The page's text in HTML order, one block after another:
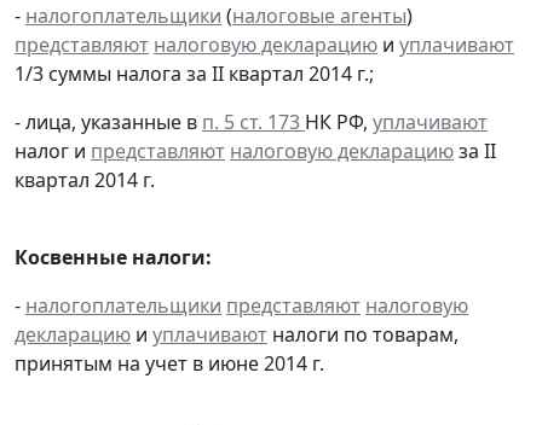
- налогоплательщики (налоговые агенты)
представляют налоговую декларацию и уплачивают
1/3 суммы налога за II квартал 2014 г.;
- лица, указанные в п. 5 ст. 173 НК РФ, уплачивают
налог и представляют налоговую декларациюза II
квартал 2014 г.
Косвенные налоги:
- налогоплательщики представляют налоговую
декларацию и уплачивают налоги по товарам,
принятым на учет в июне 2014 г.